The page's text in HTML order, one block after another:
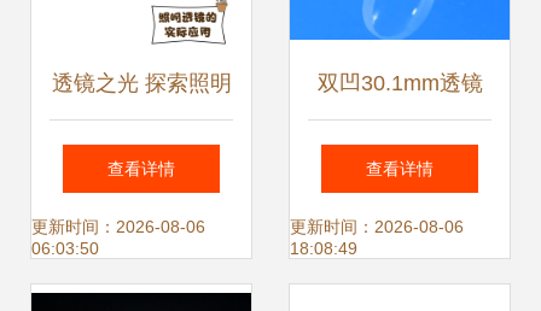
透镜之光 探索照明
领域的创新与应用
查看详情
更新时间：2026-08-06
06:03:50
双凹30.1mm透镜
光学科研实验中的
精密镀膜定制利器
查看详情
更新时间：2026-08-06
18:08:49